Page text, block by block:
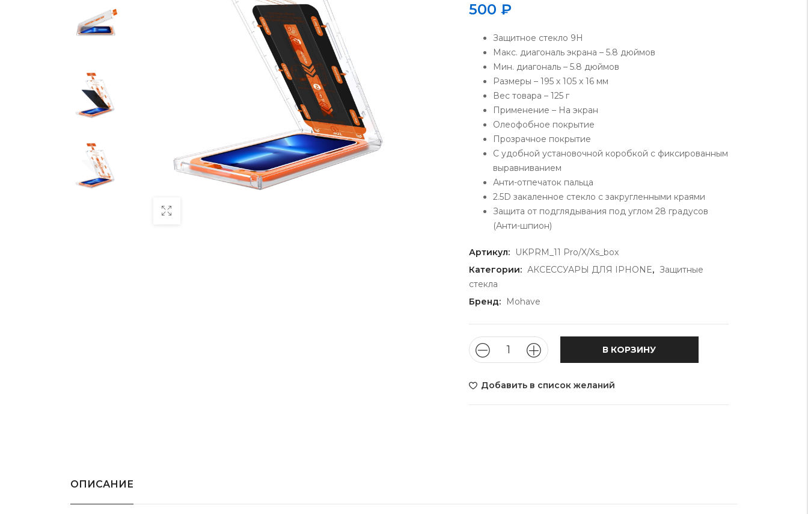
500 ₽
Защитное стекло 9H
Макс. диагональ экрана – 5.8 дюймов
Мин. диагональ – 5.8 дюймов
Размеры – 195 х 105 х 16 мм
Вес товара – 125 г
Применение – На экран
Олеофобное покрытие
Прозрачное покрытие
С удобной установочной коробкой с фиксированным
выравниванием
Анти-отпечаток пальца
2.5D закаленное стекло с закругленными краями
Защита от подглядывания под углом 28 градусов
(Анти-шпион)
Артикул:
UKPRM_11 Pro/X/Xs_box
Категории: АКСЕССУАРЫ ДЛЯ IPHONE, Защитные
стекла
Бренд:
Mohave
В КОРЗИНУ
Добавить в список желаний
ОПИСАНИЕ